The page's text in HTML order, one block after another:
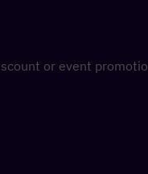
or event